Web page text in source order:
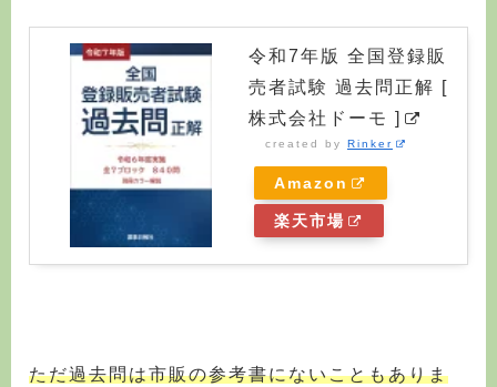
令和7年版 全国登録販
売者試験 過去問正解 [
株式会社ドーモ ]
created by Rinker
Amazon
楽天市場
ただ過去問は市販の参考書にないこともありま